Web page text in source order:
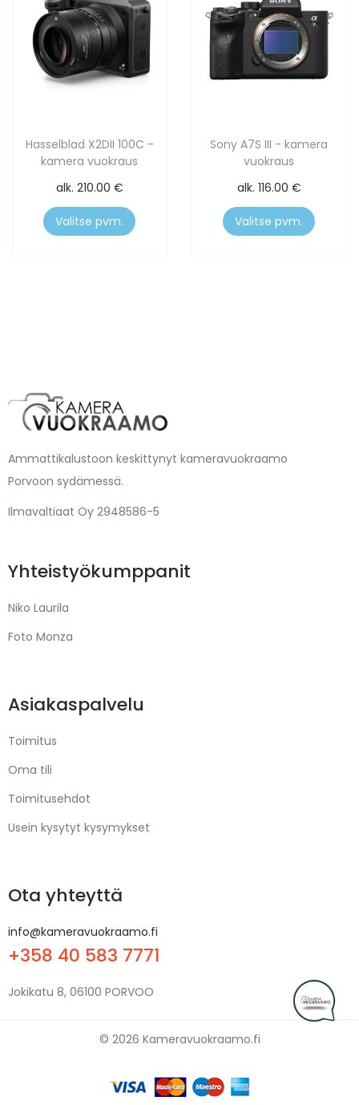
Hasselblad X2DII 100C -
kamera vuokraus
alk. 210.00 €
Valitse pvm.
Sony A7S III - kamera
vuokraus
alk. 116.00 €
Valitse pvm.
Ammattikalustoon keskittynyt kameravuokraamo
Porvoon sydämessä.
Ilmavaltiaat Oy 2948586-5
Yhteistyökumppanit
Niko Laurila
Foto Monza
Asiakaspalvelu
Toimitus
Oma tili
Toimitusehdot
Usein kysytyt kysymykset
Ota yhteyttä
info@kameravuokraamo.fi
+358 40 583 7771
Jokikatu 8, 06100 PORVOO
© 2026 Kameravuokraamo.fi